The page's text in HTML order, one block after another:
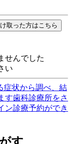
取った方はこちら
せんでした
い
症状から調べ、結
す歯科診療所をさ
ン診療予約ができ
す